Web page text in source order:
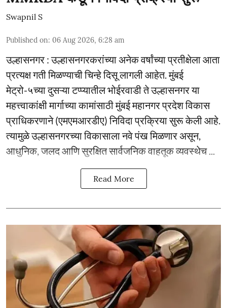
Swapnil S
Published on: 06 Aug 2026, 6:28 am
उल्हासनगर : उल्हासनगरकरांच्या अनेक वर्षांच्या प्रतीक्षेला आता
प्रत्यक्ष गती मिळण्याची चिन्हे दिसू लागली आहेत. मुंबई
मेट्रो-५च्या दुसऱ्या टप्प्यातील भोईरवाडी ते उल्हासनगर या
महत्त्वाकांक्षी मार्गाच्या कामांसाठी मुंबई महानगर प्रदेश विकास
प्राधिकरणाने (एमएमआरडीए) निविदा प्रक्रिया सुरू केली आहे.
त्यामुळे उल्हासनगरच्या विकासाला नवे पंख मिळणार असून,
आधुनिक, जलद आणि सुरक्षित सार्वजनिक वाहतूक व्यवस्थेच ...
Read More